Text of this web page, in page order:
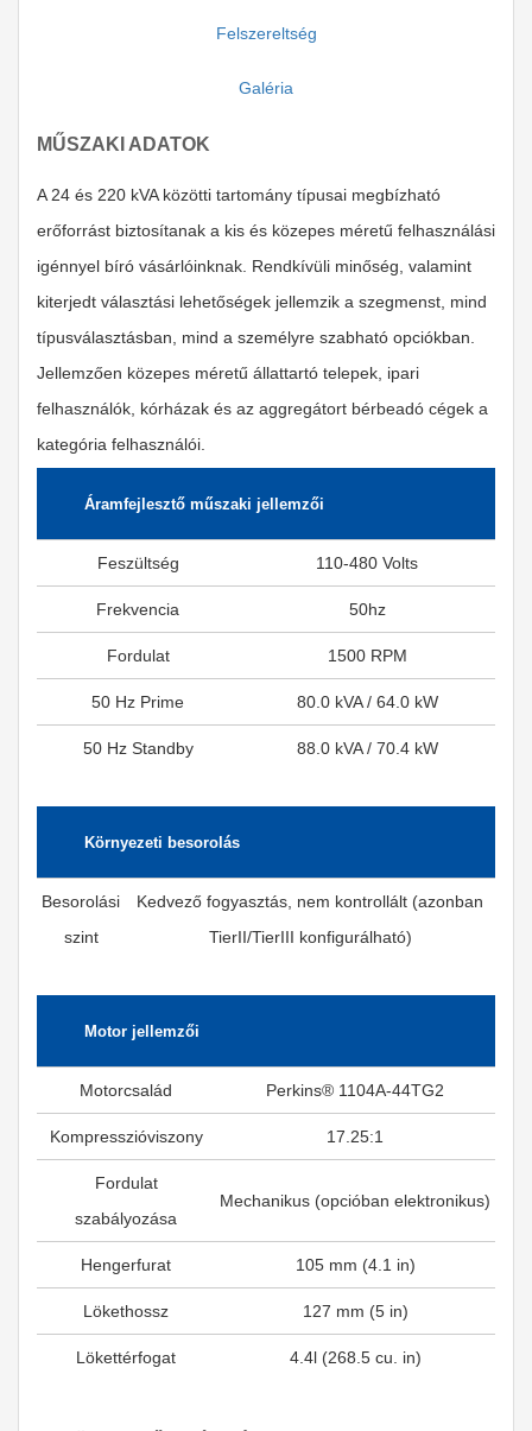
Felszereltség
Galéria
MŰSZAKI ADATOK
A 24 és 220 kVA közötti tartomány típusai megbízható
erőforrást biztosítanak a kis és közepes méretű felhasználási
igénnyel bíró vásárlóinknak. Rendkívüli minőség, valamint
kiterjedt választási lehetőségek jellemzik a szegmenst, mind
típusválasztásban, mind a személyre szabható opciókban.
Jellemzően közepes méretű állattartó telepek, ipari
felhasználók, kórházak és az aggregátort bérbeadó cégek a
kategória felhasználói.
Áramfejlesztő műszaki jellemzői
Feszültség 110-480 Volts
Frekvencia 50hz
Fordulat 1500 RPM
50 Hz Prime 80.0 kVA / 64.0 kW
50 Hz Standby 88.0 kVA / 70.4 kW
Környezeti besorolás
Besorolási
szint
Kedvező fogyasztás, nem kontrollált (azonban
TierII/TierIII konfigurálható)
Motor jellemzői
Motorcsalád Perkins® 1104A-44TG2
Kompresszióviszony 17.25:1
Fordulat
szabályozása
Mechanikus (opcióban elektronikus)
Hengerfurat 105 mm (4.1 in)
Lökethossz 127 mm (5 in)
Lökettérfogat 4.4l (268.5 cu. in)